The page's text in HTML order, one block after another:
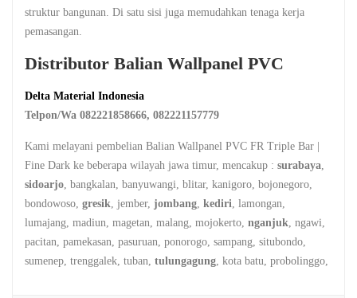
struktur bangunan. Di satu sisi juga memudahkan tenaga kerja
pemasangan.
Distributor Balian Wallpanel PVC
Delta Material Indonesia
Telpon/Wa 082221858666, 082221157779
Kami melayani pembelian Balian Wallpanel PVC FR Triple Bar |
Fine Dark ke beberapa wilayah jawa timur, mencakup : surabaya
sidoarjo , bangkalan, banyuwangi, blitar, kanigoro, bojonegoro,
bondowoso, gresik , jember, jombang kediri , lamongan,
lumajang, madiun, magetan, malang, mojokerto, nganjuk , ngawi,
pacitan, pamekasan, pasuruan, ponorogo, sampang, situbondo,
sumenep, trenggalek, tuban, tulungagung , kota batu, probolinggo,